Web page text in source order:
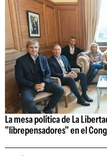
La mesa política de La
"librepensadores" en el